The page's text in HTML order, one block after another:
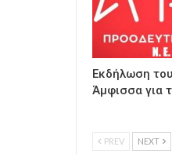
Εκδήλωση
Άμφισσα για
PREV NEXT